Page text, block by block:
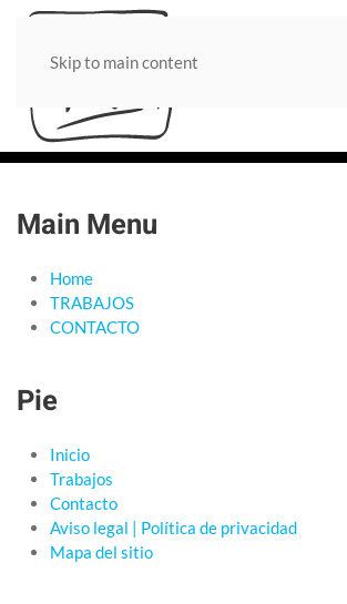
Skip to main content
Main Menu
Home
TRABAJOS
CONTACTO
Pie
Inicio
Trabajos
Contacto
Aviso legal | Política de privacidad
Mapa del sitio